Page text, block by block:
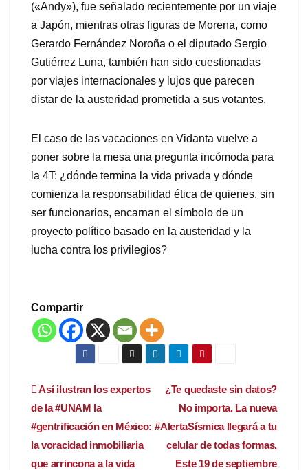
(«Andy»), fue señalado recientemente por un viaje
a Japón, mientras otras figuras de Morena, como
Gerardo Fernández Noroña o el diputado Sergio
Gutiérrez Luna, también han sido cuestionadas
por viajes internacionales y lujos que parecen
distar de la austeridad prometida a sus votantes.
El caso de las vacaciones en Vidanta vuelve a
poner sobre la mesa una pregunta incómoda para
la 4T: ¿dónde termina la vida privada y dónde
comienza la responsabilidad ética de quienes, sin
ser funcionarios, encarnan el símbolo de un
proyecto político basado en la austeridad y la
lucha contra los privilegios?
Compartir
Navegación
de
entradas
¿Te quedaste sin datos?
No importa. La nueva
#AlertaSísmica llegará a tu
celular de todas formas.
Este 19 de septiembre
Así ilustran los expertos
de la #UNAM la
#gentrificación en México:
la voracidad inmobiliaria
que arrincona a la vida